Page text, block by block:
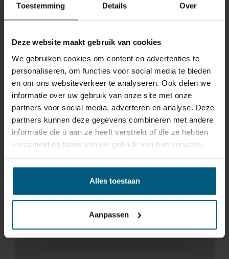
Toestemming Details Over
Deze website maakt gebruik van cookies
We gebruiken cookies om content en advertenties te
personaliseren, om functies voor social media te bieden
en om ons websiteverkeer te analyseren. Ook delen we
informatie over uw gebruik van onze site met onze
partners voor social media, adverteren en analyse. Deze
partners kunnen deze gegevens combineren met andere
informatie die u aan ze heeft verstrekt of die ze hebben
verzameld op basis van uw gebruik van hun services.
Alles toestaan
Aanpassen
Waarom kiezen voor minder als u kunt genieten van het
beste? De Adore Chique Designbed combineert
perfect past in moderne en klassieke interieurs. Met
zijn luxe afwerking, hoogwaardige materialen en
aandacht voor detail is dit bed de ideale keuze voor
iedereen die waarde hecht aan een goede nachtrust in
stijl. Laat uw slaapkamer stralen en ervaar elke nacht
het ultieme comfort met de Adore Chique Designbed –
een investering in uw welzijn en een statement van
verfijnde smaak.
De afbeeldingen komen niet helemaal overeen met de
werkelijkheid, aangezien het matras in werkelijkheid
verder uitsteekt boven het bed dan op de foto’s te zien
is. Daarom raden we aan om de laatste foto in de galerij
te bekijken voor een nauwkeuriger beeld van hoe het
matras op het bed zou liggen.
BINNNEN EEN STRAAL VAN 40KM
OM ELK FILIAAL BEZORGEN &
BOXSPRING/BEDDEN BOVEN
€1000,- GRATIS.